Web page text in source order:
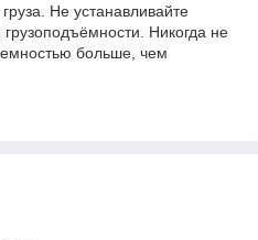
Не устанавливайте
грузоподъёмности. Никогда не
больше, чем